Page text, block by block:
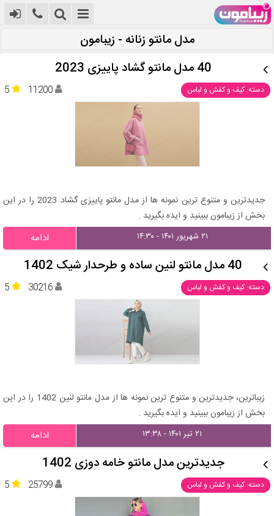
مدل مانتو زنانه - زیبامون
40 مدل مانتو گشاد پاییزی 2023
دسته: کیف و کفش و لباس 5 11200
جدیدترین و متنوع ترین نمونه ها از مدل مانتو پاییزی گشاد 2023 را در این
بخش از زیبامون ببینید و ایده بگیرید .
۲۱ شهریور ۱۴۰۱ - ۱۴:۳۰ ادامه
40 مدل مانتو لنین ساده و طرحدار شیک 1402
دسته: کیف و کفش و لباس 5 30216
زیباترین، جدیدترین و متنوع ترین نمونه ها از مدل مانتو لنین 1402 را در این
بخش از زیبامون ببینید و ایده بگیرید .
۲۱ تیر ۱۴۰۱ - ۱۳:۳۸ ادامه
جدیدترین مدل مانتو خامه دوزی 1402
دسته: کیف و کفش و لباس 5 25799